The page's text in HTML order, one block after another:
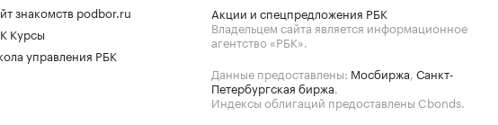
знакомств podbor.ru
Курсы
управления РБК
Акции и спецпредложения РБК
Владельцем сайта является информационное
агентство «РБК».
Данные предоставлены: Мосбиржа, Санкт-
Петербургская биржа.
Индексы облигаций предоставлены Cbonds.